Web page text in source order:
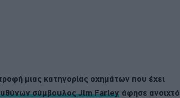
μιας κατηγορίας οχημάτων που έχει
σύμβουλος Jim Farley άφησε ανοιχτό